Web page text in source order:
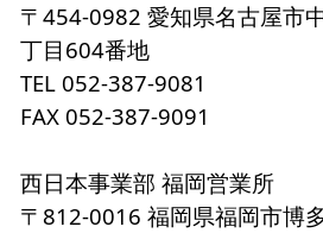
〒454-0982 愛知県名古屋市
丁目604番地
TEL 052-387-9081
FAX 052-387-9091
西日本事業部 福岡営業所
〒812-0016 福岡県福岡市博